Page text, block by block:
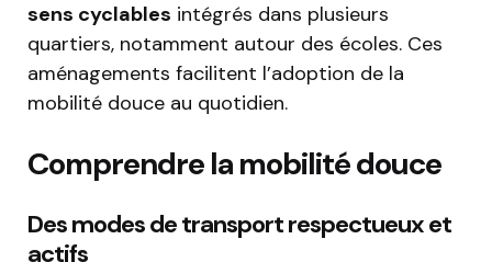
sens cyclables intégrés dans plusieurs
quartiers, notamment autour des écoles. Ces
aménagements facilitent l’adoption de la
mobilité douce au quotidien.
Comprendre la mobilité douce
Des modes de transport respectueux et
actifs